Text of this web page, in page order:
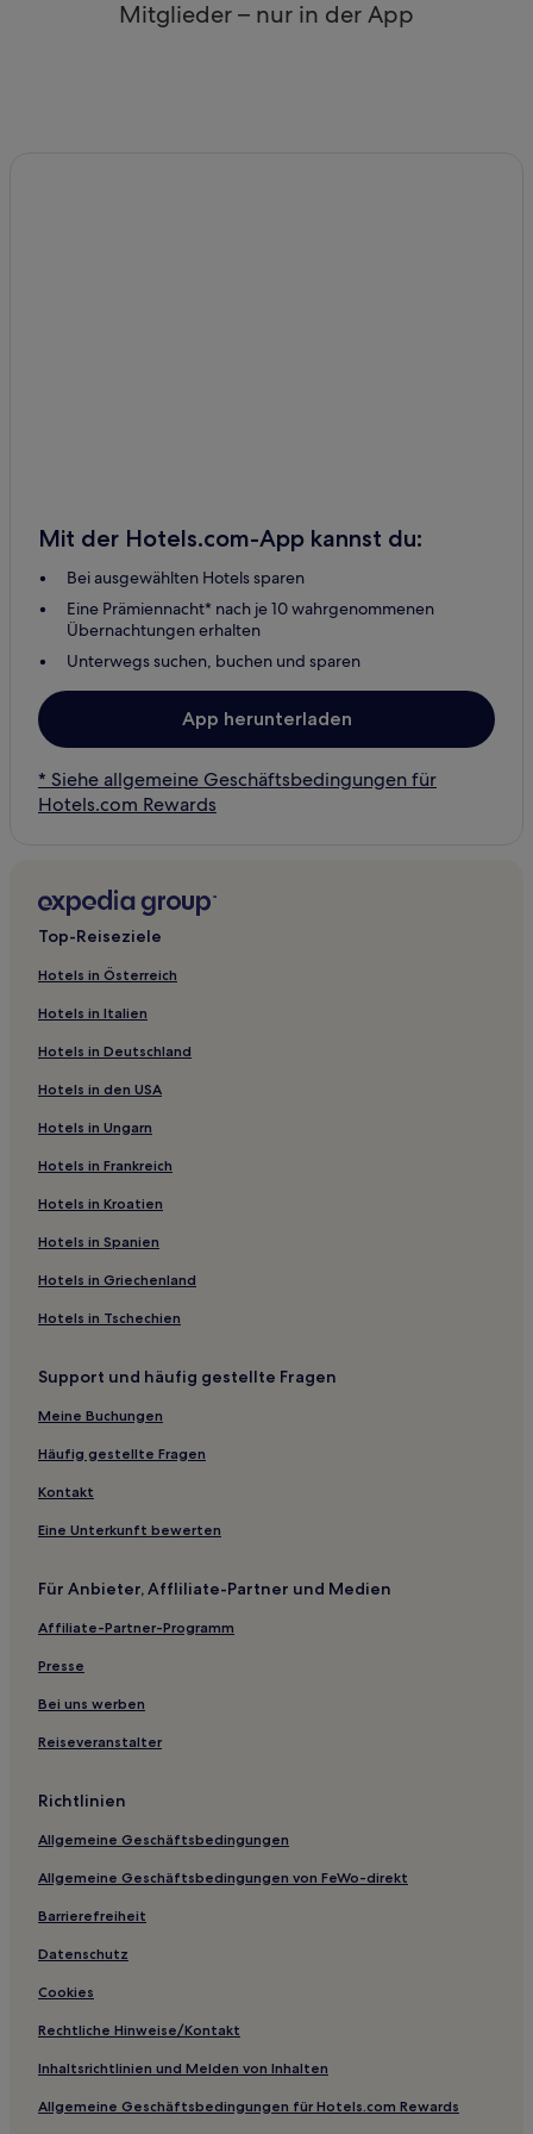
Mitglieder – nur in der App
Mit der Hotels.com-App kannst du:
Bei ausgewählten Hotels sparen
Eine Prämiennacht* nach je 10 wahrgenommenen
Übernachtungen erhalten
Unterwegs suchen, buchen und sparen
App herunterladen
* Siehe allgemeine Geschäftsbedingungen für
Hotels.com Rewards
Top-Reiseziele
Hotels in Österreich
Hotels in Italien
Hotels in Deutschland
Hotels in den USA
Hotels in Ungarn
Hotels in Frankreich
Hotels in Kroatien
Hotels in Spanien
Hotels in Griechenland
Hotels in Tschechien
Support und häufig gestellte Fragen
Meine Buchungen
Häufig gestellte Fragen
Kontakt
Eine Unterkunft bewerten
Für Anbieter, Affliliate-Partner und Medien
Affiliate-Partner-Programm
Presse
Bei uns werben
Reiseveranstalter
Richtlinien
Allgemeine Geschäftsbedingungen
Allgemeine Geschäftsbedingungen von FeWo-direkt
Barrierefreiheit
Datenschutz
Cookies
Rechtliche Hinweise/Kontakt
Inhaltsrichtlinien und Melden von Inhalten
Allgemeine Geschäftsbedingungen für Hotels.com Rewards